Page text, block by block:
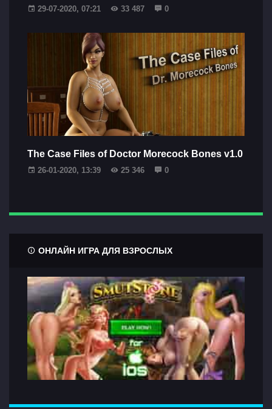
29-07-2020, 07:21 33 487 0
The Case Files of Doctor Morecock Bones v1.0
26-01-2020, 13:39 25 346 0
ОНЛАЙН ИГРА ДЛЯ ВЗРОСЛЫХ